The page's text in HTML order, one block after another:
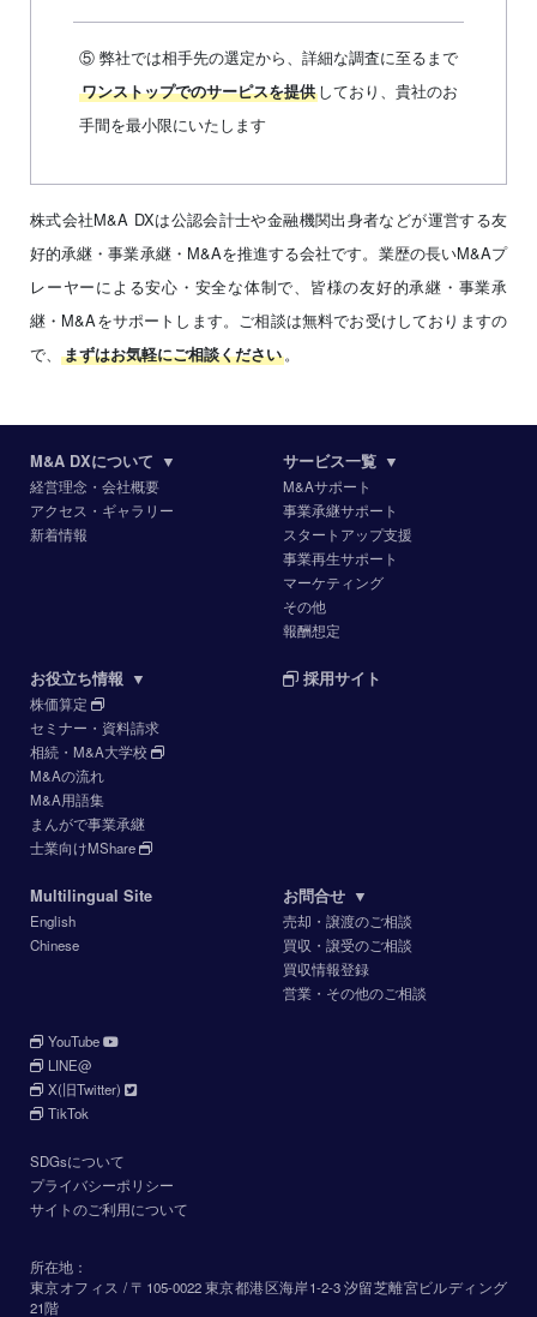
⑤ 弊社では相手先の選定から、詳細な調査に至るまで
ワンストップでのサーピスを提供 しており、貴社のお
手間を最小限にいたします
株式会社M&A DXは公認会計士や金融機関出身者などが運営する友
好的承継・事業承継・M&Aを推進する会社です。業歴の長いM&Aプ
レーヤーによる安心・安全な体制で、皆様の友好的承継・事業承
継・M&Aをサポートします。ご相談は無料でお受けしておりますの
で、
まずはお気軽にご相談ください。
M&A DXについて ▼
経営理念・会社概要
アクセス・ギャラリー
新着情報
サービス一覧 ▼
M&Aサポート
事業承継サポート
スタートアップ支援
事業再生サポート
マーケティング
その他
報酬想定
お役立ち情報 ▼
株価算定
セミナー・資料請求
相続・M&A大学校
M&Aの流れ
M&A用語集
まんがで事業承継
士業向けMShare
採用サイト
Multilingual Site
English
Chinese
お問合せ ▼
売却・譲渡のご相談
買収・譲受のご相談
買収情報登録
営業・その他のご相談
YouTube
LINE@
X(旧Twitter)
TikTok
SDGsについて
プライバシーポリシー
サイトのご利用について
所在地：
東京オフィス / 〒105-0022 東京都港区海岸1-2-3 汐留芝離宮ビルディング
21階